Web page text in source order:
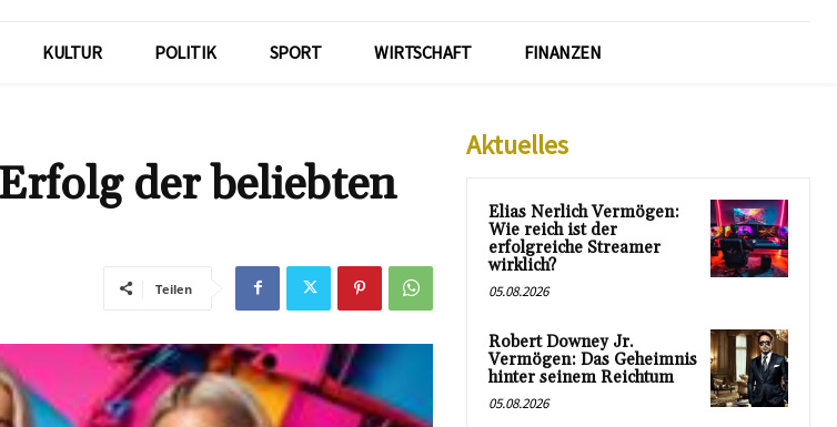
KULTUR POLITIK SPORT WIRTSCHAFT FINANZEN
der beliebten
Teilen
Aktuelles
Elias Nerlich Vermögen:
Wie reich ist der
erfolgreiche Streamer
wirklich?
05.08.2026
Robert Downey Jr.
Vermögen: Das Geheimnis
hinter seinem Reichtum
05.08.2026